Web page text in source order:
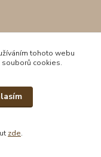
vyhrazena
tohoto webu
cookies.
zde.